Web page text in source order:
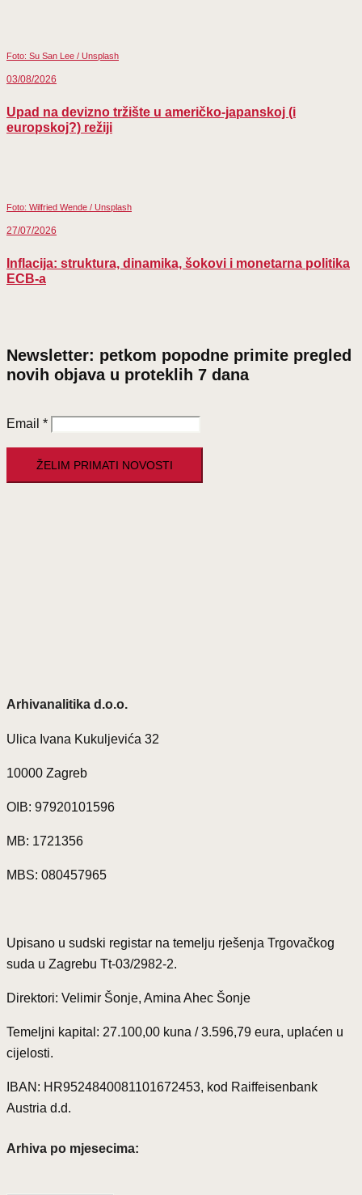
Foto: Su San Lee / Unsplash
03/08/2026
Upad na devizno tržište u američko-japanskoj (i
europskoj?) režiji
Foto: Wilfried Wende / Unsplash
27/07/2026
Inflacija: struktura, dinamika, šokovi i monetarna politika
ECB-a
Newsletter: petkom popodne primite pregled
novih objava u proteklih 7 dana
Email *
Arhivanalitika d.o.o.
Ulica Ivana Kukuljevića 32
10000 Zagreb
OIB: 97920101596
MB: 1721356
MBS: 080457965
Upisano u sudski registar na temelju rješenja Trgovačkog
suda u Zagrebu Tt-03/2982-2.
Direktori: Velimir Šonje, Amina Ahec Šonje
Temeljni kapital: 27.100,00 kuna / 3.596,79 eura, uplaćen u
cijelosti.
IBAN: HR9524840081101672453, kod Raiffeisenbank
Austria d.d.
Arhiva po mjesecima: